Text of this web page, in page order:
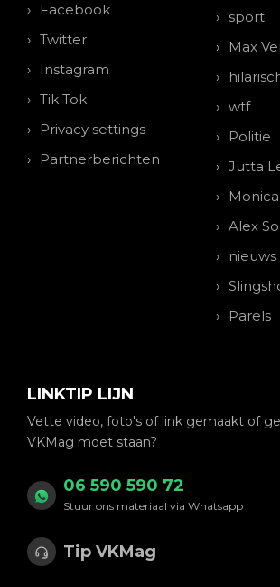
Facebook
Twitter
Instagram
Tik Tok
Privacy settings
Partnerberichten
sport
Max
wtf
Politie
Jutta
Alex
nieuws
Parels
LINKTIP LIJN
Vette video, foto's of link gemaakt of
VKMag moet staan?
06 590 590 72
Stuur ons materiaal via Whatsapp
Tip VKMag